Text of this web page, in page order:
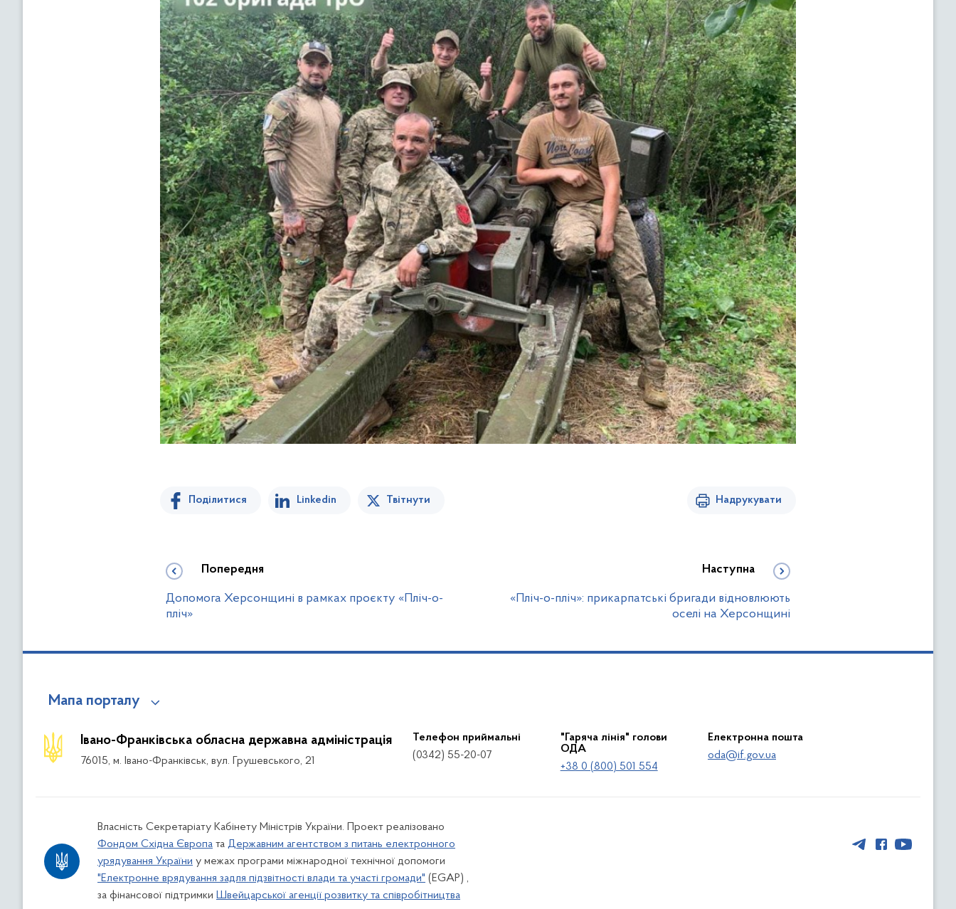
Поділитися Linkedin Твітнути Надрукувати
Попередня
Допомога Херсонщині в рамках проєкту «Пліч-о-
пліч»
Наступна
«Пліч-о-пліч»: прикарпатські бригади відновлюють
оселі на Херсонщині
Мапа порталу
Івано-Франківська обласна державна адміністрація
76015, м. Івано-Франківськ, вул. Грушевського, 21
Телефон приймальні
(0342) 55-20-07
"Гаряча лінія" голови
ОДА
+38 0 (800) 501 554
Електронна пошта
oda@if.gov.ua
Власність Секретаріату Кабінету Міністрів України. Проект реалізовано
Фондом Східна Європа та Державним агентством з питань електронного
урядування України у межах програми міжнародної технічної допомоги
"Електронне врядування задля підзвітності влади та участі громади" (EGAP) ,
за фінансової підтримки Швейцарської агенції розвитку та співробітництва